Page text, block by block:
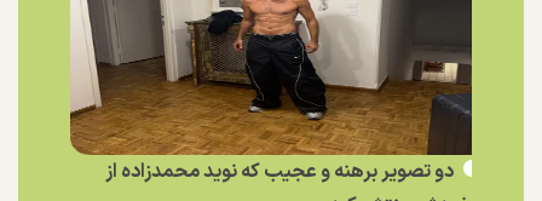
دو تصویر برهنه و عجیب که نوید محمدزاده از